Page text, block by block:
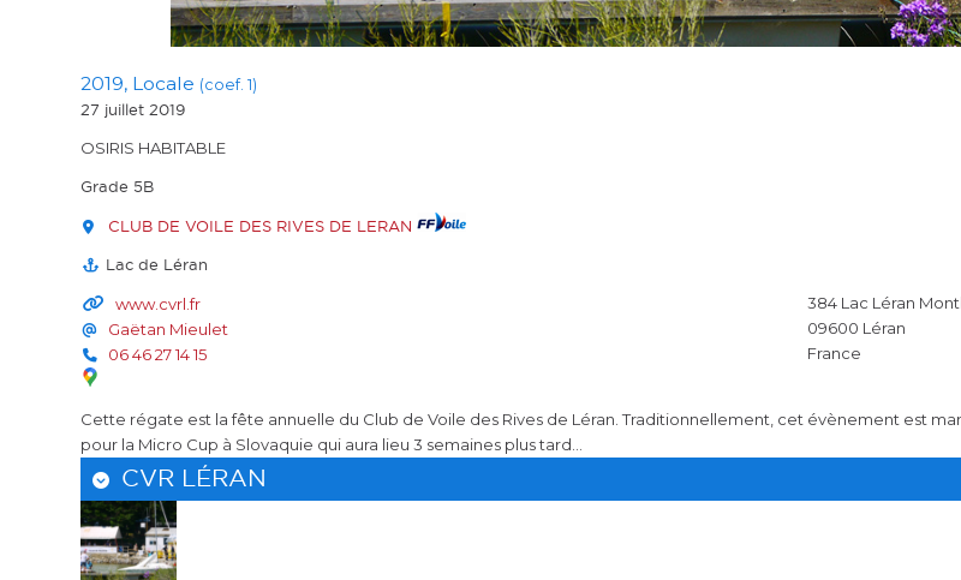
2019, Locale (coef. 1)
27 juillet 2019
OSIRIS HABITABLE
Grade 5B
CLUB DE VOILE DES RIVES DE LERAN
Lac de Léran
www.cvrl.fr
Gaëtan Mieulet
06 46 27 14 15
384 Lac Léran
09600 Léran
France
Cette régate est la fête annuelle du Club de Voile des Rives de Léran. Traditionnellement, cet évènement est
pour la Micro Cup à Slovaquie qui aura lieu 3 semaines plus tard...
CVR LÉRAN